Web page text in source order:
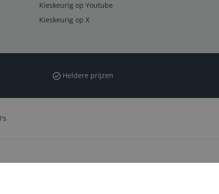
Kieskeurig op Youtube
Kieskeurig op X
Heldere prijzen